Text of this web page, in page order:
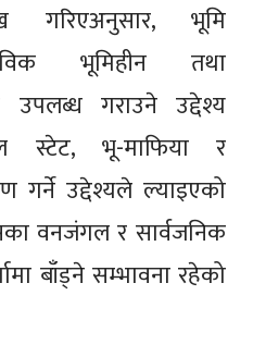
गरिएअनुसार, भूमि
भूमिहीन तथा
उपलब्ध गराउने उद्देश्य
स्टेट, भू-माफिया र
गर्ने उद्देश्यले ल्याइएको
वनजंगल र सार्वजनिक
बाँड्ने सम्भावना रहेको